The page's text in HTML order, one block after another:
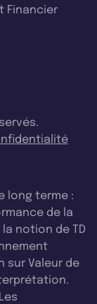
Financier
long terme :
de la
notion de TD
sur Valeur de